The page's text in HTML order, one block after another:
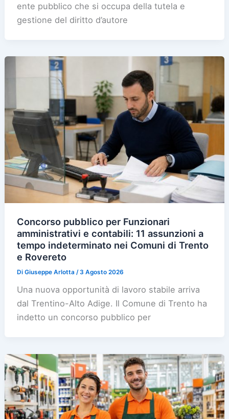
ente pubblico che si occupa della tutela e
gestione del diritto d’autore
Concorso pubblico per Funzionari
amministrativi e contabili: 11 assunzioni a
tempo indeterminato nei Comuni di Trento
e Rovereto
DiGiuseppe Arlotta/3 Agosto 2026
Una nuova opportunità di lavoro stabile arriva
dal Trentino-Alto Adige. Il Comune di Trento ha
indetto un concorso pubblico per